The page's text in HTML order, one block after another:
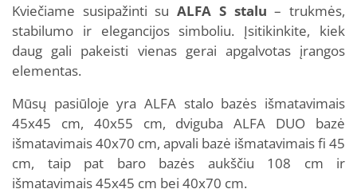
Kviečiame susipažinti suALFA S stalu – trukmės,
stabilumo ir elegancijos simboliu. Įsitikinkite, kiek
daug gali pakeisti vienas gerai apgalvotas įrangos
elementas.
Mūsų pasiūloje yra ALFA stalo bazės išmatavimais
45x45 cm, 40x55 cm, dviguba ALFA DUO bazė
išmatavimais 40x70 cm, apvali bazė išmatavimais fi 45
cm, taip pat baro bazės aukščiu 108 cm ir
išmatavimais 45x45 cm bei 40x70 cm.